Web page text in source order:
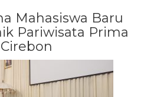
Mahasiswa Baru
Pariwisata Prima